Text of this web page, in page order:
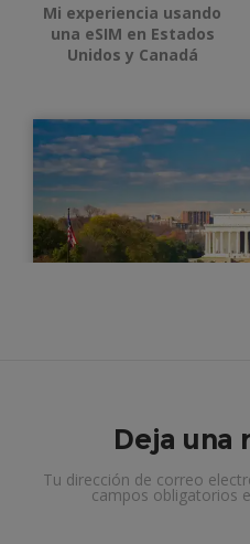
Mi experiencia usando
una eSIM en Estados
Unidos y Canadá
Deja una
Tu dirección de correo
campos obligatorios